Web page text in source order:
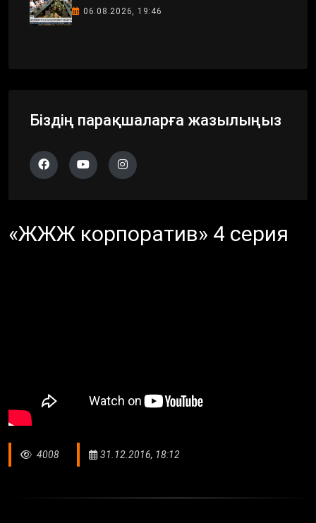
06.08.2026, 19:46
Біздің парақшаларға жазылыңыз
«ЖЖЖ корпоратив» 4 серия
4008 31.12.2016, 18:12